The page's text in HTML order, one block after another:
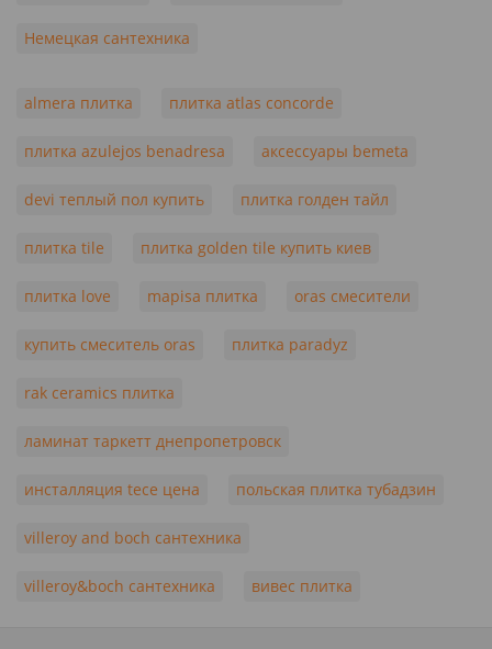
Немецкая сантехника
almera плитка плитка atlas concorde
плитка azulejos benadresa аксессуары bemeta
devi теплый пол купить плитка голден тайл
плитка tile плитка golden tile купить киев
плитка love mapisa плитка oras смесители
купить смеситель oras плитка paradyz
rak ceramics плитка
ламинат таркетт днепропетровск
инсталляция tece цена польская плитка тубадзин
villeroy and boch сантехника
villeroy&boch сантехника вивес плитка